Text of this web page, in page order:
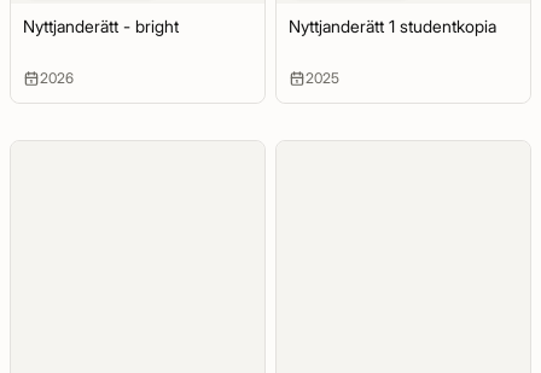
Nyttjanderätt - bright
2026
Nyttjanderätt 1 studentkopia
2025